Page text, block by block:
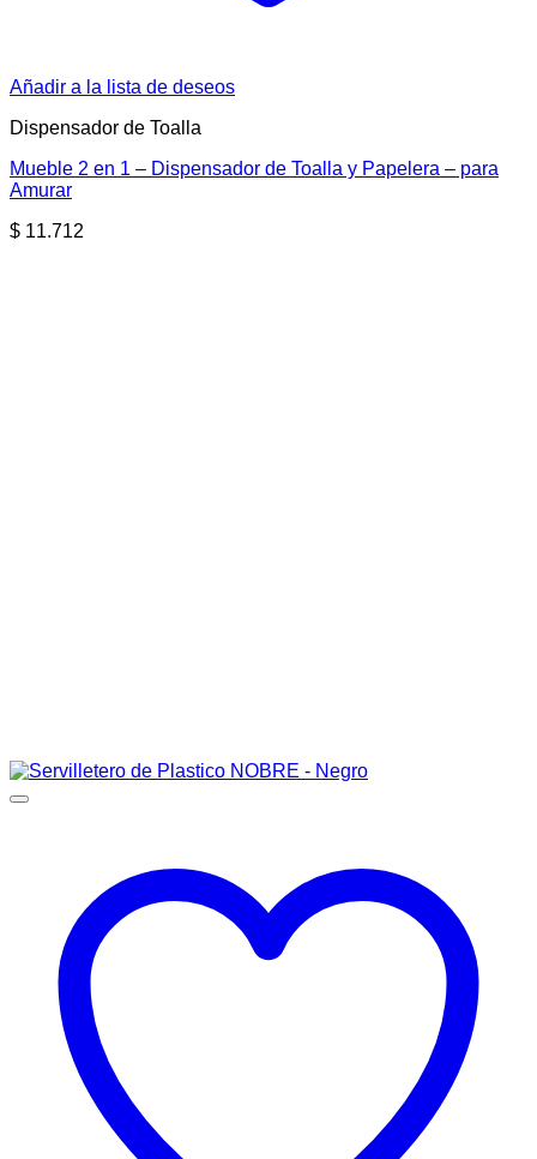
Añadir a la lista de deseos
Dispensador de Toalla
Mueble 2 en 1 – Dispensador de Toalla y Papelera – para
Amurar
$ 11.712